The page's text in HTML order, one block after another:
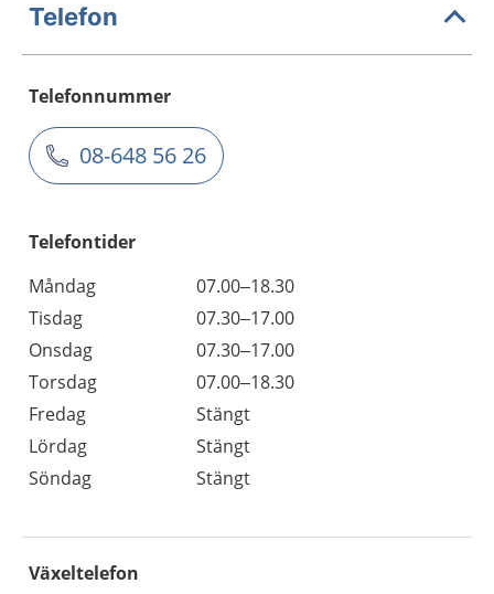
Telefon
Telefonnummer
08-648 56 26
Telefontider
Måndag
07.00–18.30
Tisdag
07.30–17.00
Onsdag
07.30–17.00
Torsdag
07.00–18.30
Fredag
Stängt
Lördag
Stängt
Söndag
Stängt
Växeltelefon